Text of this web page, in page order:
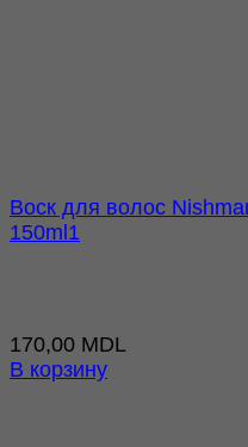
Воск для волос
150ml1
170,00 MDL
В корзину